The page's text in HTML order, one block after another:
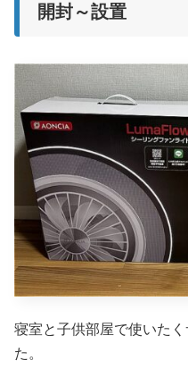
開封～設置
寝室と子供部屋で使いた
た。